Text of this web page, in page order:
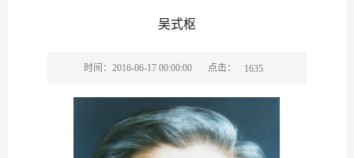
吴式枢
时间：2016-06-17 00:00:00 点击： 1635